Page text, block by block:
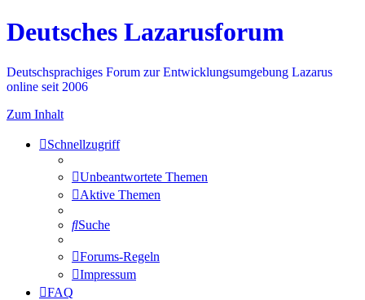
Deutsches Lazarusforum
Deutschsprachiges Forum zur Entwicklungsumgebung Lazarus
online seit 2006
Zum Inhalt
Schnellzugriff
Unbeantwortete Themen
Aktive Themen
Suche
Forums-Regeln
Impressum
FAQ